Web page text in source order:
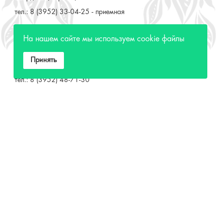
664025, Россия, Иркутская область, г. Иркутск, ул. 3 июля,
тел.: 8 (3952) 48-71-30
МИНИСТЕРСТВО КУЛЬТУРЫ РФ
На нашем сайте мы используем cookie файлы
Принять